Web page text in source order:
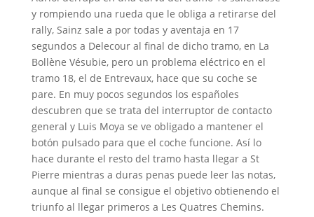
y rompiendo una rueda que le obliga a retirarse del
rally, Sainz sale a por todas y aventaja en 17
segundos a Delecour al final de dicho tramo, en La
Bollène Vésubie, pero un problema eléctrico en el
tramo 18, el de Entrevaux, hace que su coche se
pare. En muy pocos segundos los españoles
descubren que se trata del interruptor de contacto
general y Luis Moya se ve obligado a mantener el
botón pulsado para que el coche funcione. Así lo
hace durante el resto del tramo hasta llegar a St
Pierre mientras a duras penas puede leer las notas,
aunque al final se consigue el objetivo obtienendo el
triunfo al llegar primeros a Les Quatres Chemins.